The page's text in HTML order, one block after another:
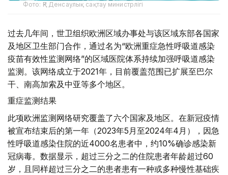
Фото: ҚР Денсаулық сақтау министрлігі
过去几年间，世卫组织欧洲区域办事处与该区域东部各国家
及地区卫生部门合作，通过名为“欧洲重症急性呼吸道感染
疫苗有效性监测网络”的区域医院体系持续加强呼吸道感染
监测。该网络成立于2021年，目前覆盖范围已扩展至巴尔
干、南高加索及中亚等多个地区。
重症监测结果
此项欧洲监测网络研究覆盖了六个国家及地区。在新冠疫情
被宣布结束后的第一年（2023年5月至2024年4月），因急
性呼吸道感染住院的近4000名患者中，约10%确诊感染新
冠病毒。数据显示，超过三分之二的住院患者年龄超过60
岁，且同样超过三分之二的患者患有一种或多种慢性基础疾